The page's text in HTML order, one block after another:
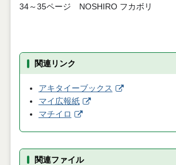
34～35ページ NOSHIRO フカボリ
関連リンク
アキタイーブックス
マイ広報紙
マチイロ
関連ファイル